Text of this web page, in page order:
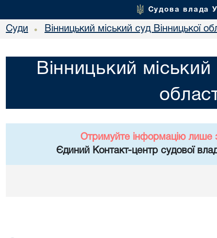
Судова влада
Суди • Вінницький міський суд Вінницької
Вінницький міський
Отримуйте інформацію лише
Єдиний Контакт-центр судової